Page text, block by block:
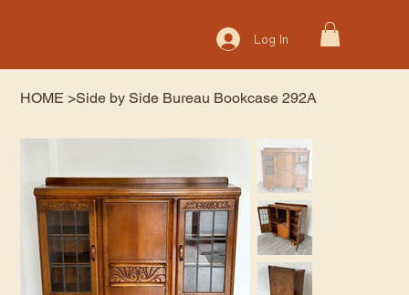
Log In
HOME >Side by Side Bureau Bookcase 292A